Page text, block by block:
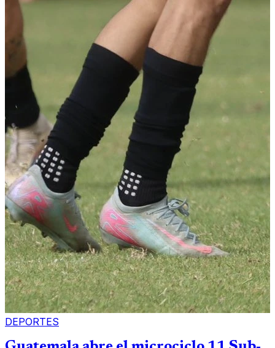
DEPORTES